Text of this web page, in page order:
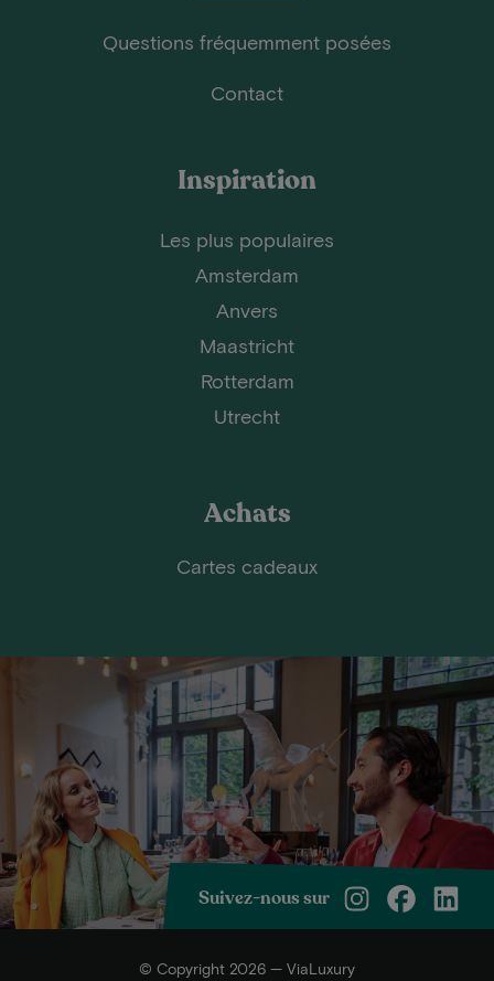
Questions fréquemment posées
Contact
Inspiration
Les plus populaires
Amsterdam
Anvers
Maastricht
Rotterdam
Utrecht
Achats
Cartes cadeaux
Suivez-nous sur
© Copyright 2026 — ViaLuxury